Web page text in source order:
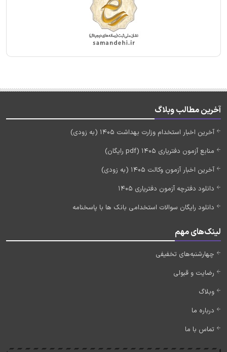
آخرین مطالب وبلاگ
آخرین اخبار استخدام وزارت بهداشت 1405 (به زودی)
منابع آزمون دفتریاری 1405 (pdf رایگان)
آخرین اخبار آزمون وکالت 1405 (به زودی)
دانلود دفترچه آزمون دفتریاری 1405
دانلود رایگان سوالات استخدامی بانک ها با پاسخنامه
لینک‌های مهم
چهارشنبه‌های تخفیفی
رضایت و قبولی
وبلاگ
درباره ما
تماس با ما